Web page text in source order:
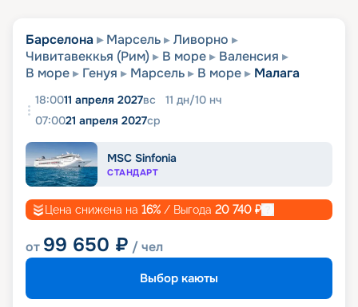
Барселона Марсель
Ливорно
Чивитавеккья (Рим)
В море
Валенсия
В море
Генуя Марсель В море Малага
18:0011 апреля 2027вс 11 дн/10 нч
07:0021 апреля 2027ср
MSC Sinfonia
СТАНДАРТ
Цена снижена на 16% / Выгода 20 740 ₽
от 99 650 ₽ / чел
Выбор каюты